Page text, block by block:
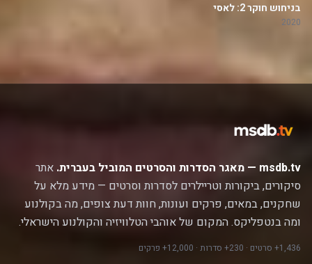
בניחוש חוקר 2: לאסי
חזרי הביתה
2020
msdb.tv — מאגר הסדרות והסרטים המוביל בעברית.
אתר
סיקורים, ביקורות וטריילרים לסדרות וסרטים — מידע מלא על
שחקנים, במאים, פרקים ועונות, חוות דעת צופים, מה בקולנוע
ומה בנטפליקס. המקום של אוהבי הטלוויזיה והקולנוע הישראלי.
1,436+ סרטים · 230+ סדרות · 12,000+ פרקים